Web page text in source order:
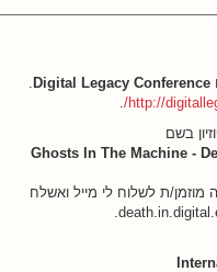
Digital Legacy Conference
.
http://
.
Ghosts In The Machine -
מוזמן/ת לשלוח לי מייל ואשלח